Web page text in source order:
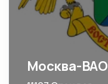
Москва-ВАО